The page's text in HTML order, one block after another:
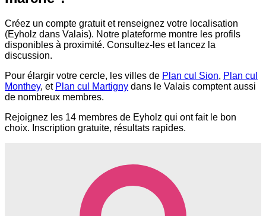
Créez un compte gratuit et renseignez votre localisation
(Eyholz dans Valais). Notre plateforme montre les profils
disponibles à proximité. Consultez-les et lancez la
discussion.
Pour élargir votre cercle, les villes de Plan cul Sion, Plan cul
Monthey, et Plan cul Martigny dans le Valais comptent aussi
de nombreux membres.
Rejoignez les 14 membres de Eyholz qui ont fait le bon
choix. Inscription gratuite, résultats rapides.